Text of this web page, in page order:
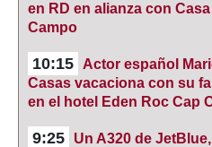
en RD en alianza con
Campo
10:15
Actor español
Casas vacaciona con su
en el hotel Eden Roc Cap
9:25
Un A320 de JetBlue,